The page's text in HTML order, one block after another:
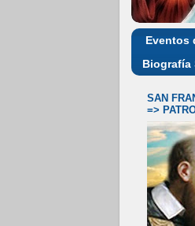
Eventos
Biografía
SAN
=>